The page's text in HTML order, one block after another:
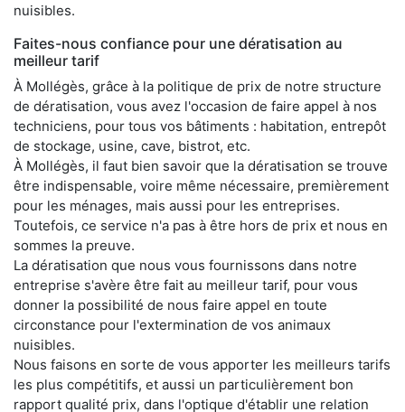
nuisibles.
Faites-nous confiance pour une dératisation au
meilleur tarif
À Mollégès, grâce à la politique de prix de notre structure
de dératisation, vous avez l'occasion de faire appel à nos
techniciens, pour tous vos bâtiments : habitation, entrepôt
de stockage, usine, cave, bistrot, etc.
À Mollégès, il faut bien savoir que la dératisation se trouve
être indispensable, voire même nécessaire, premièrement
pour les ménages, mais aussi pour les entreprises.
Toutefois, ce service n'a pas à être hors de prix et nous en
sommes la preuve.
La dératisation que nous vous fournissons dans notre
entreprise s'avère être fait au meilleur tarif, pour vous
donner la possibilité de nous faire appel en toute
circonstance pour l'extermination de vos animaux
nuisibles.
Nous faisons en sorte de vous apporter les meilleurs tarifs
les plus compétitifs, et aussi un particulièrement bon
rapport qualité prix, dans l'optique d'établir une relation